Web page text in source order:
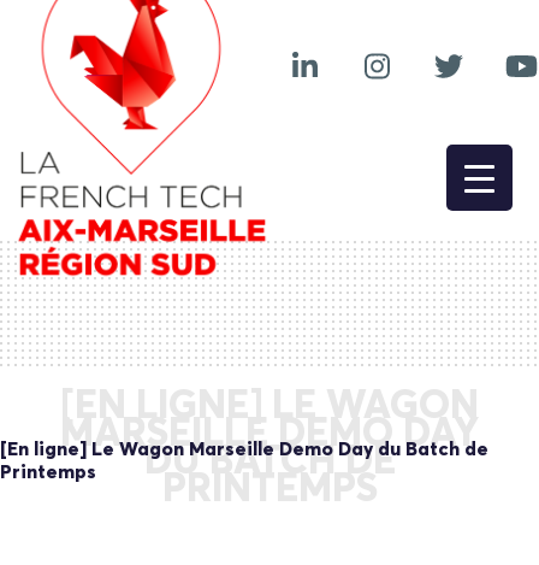
[EN LIGNE] LE WAGON
MARSEILLE DEMO DAY
DU BATCH DE
PRINTEMPS
[En ligne] Le Wagon Marseille Demo Day du Batch de
Printemps